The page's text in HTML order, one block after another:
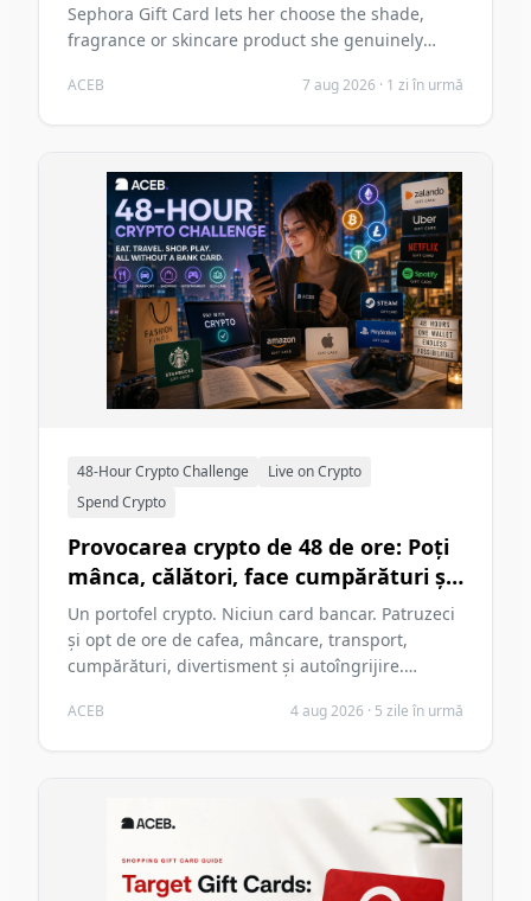
Sephora Gift Card lets her choose the shade,
fragrance or skincare product she genuinely
ACEB 7 aug 2026 · 1 zi în urmă
48-Hour Crypto Challenge
Live on Crypto
Spend Crypto
Provocarea crypto de 48 de ore: Poți
mânca, călători, face cumpărături și
te distra fără card bancar în 2026?
Un portofel crypto. Niciun card bancar. Patruzeci
şi opt de ore de cafea, mâncare, transport,
cumpărături, divertisment şi autoîngrijire.
criptomonedele pot susţine două zile obişnuite
ACEB 4 aug 2026 · 5 zile în urmă